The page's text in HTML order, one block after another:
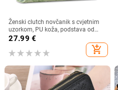
Ženski clutch novčanik s cvjetnim
uzorkom, PU koža, podstava od
poliester, anti-theft funkcija
27.99 €
add_shopping_cart